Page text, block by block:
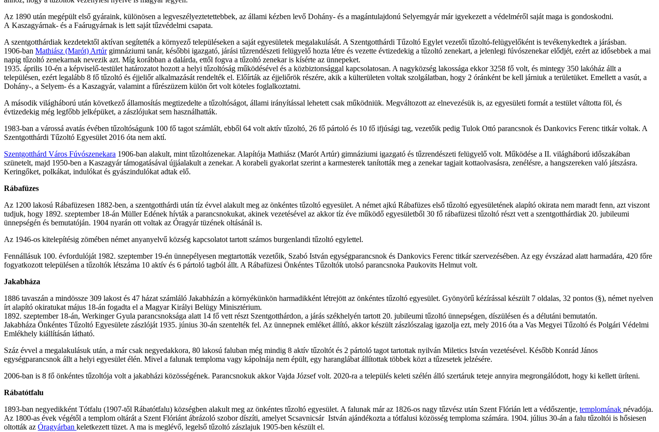
Az 1890 után megépült első gyáraink, különösen a legveszélyeztetettebbek, az állami kézben levő Dohány- és a magántulajdonú Selyemgyár már igyekezett a védelméről saját maga is gondoskodni.
A Kaszagyárnak- és a Faárugyárnak is lett saját tűzvédelmi csapata.
A szentgotthárdiak kezdetektől aktívan segítették a környező településeken a saját egyesületek megalakulását. A Szentgotthárdi Tűzoltó Egylet vezetői tűzoltó-felügyelőként is tevékenykedtek a járásban.
1906-ban Mathiász (Marót) Artúrgimnáziumi tanár, későbbi igazgató, járási tűzrendészeti felügyelő hozta létre és vezette évtizedekig a tűzoltó zenekart, a jelenlegi fúvószenekar elődjét, ezért az idősebbek a mai
napig tűzoltó zenekarnak nevezik azt. Míg korábban a dalárda, ettől fogva a tűzoltó zenekar is kísérte az ünnepeket.
1935. április 10-én a képviselő-testület határozatot hozott a helyi tűzoltóság működésével és a közbiztonsággal kapcsolatosan. A nagyközség lakossága ekkor 3258 fő volt, és mintegy 350 lakóház állt a
településen, ezért legalább 8 fő tűzoltó és éjjeliőr alkalmazását rendelték el. Előírták az éjjeliőrök részére, akik a külterületen voltak szolgálatban, hogy 2 óránként be kell járniuk a területüket. Emellett a vasút, a
Dohány-, a Selyem- és a Kaszagyár, valamint a fűrészüzem külön őrt volt köteles foglalkoztatni.
A második világháború után következő államosítás megtizedelte a tűzoltóságot, állami irányítással lehetett csak működniük. Megváltozott az elnevezésük is, az egyesületi formát a testület váltotta föl, és
évtizedekig még legfőbb jelképüket, a zászlójukat sem használhatták.
1983-ban a várossá avatás évében tűzoltóságunk 100 fő tagot számlált, ebből 64 volt aktív tűzoltó, 26 fő pártoló és 10 fő ifjúsági tag, vezetőik pedig Tulok Ottó parancsnok és Dankovics Ferenc titkár voltak. A
Szentgotthárdi Tűzoltó Egyesület 2016 óta nem aktí.
Szentgotthárd Város Fúvószenekara 1906-ban alakult, mint tűzoltózenekar. Alapítója Mathiász (Marót Artúr) gimnáziumi igazgató és tűzrendészeti felügyelő volt. Működése a II. világháború időszakában
szünetelt, majd 1950-ben a Kaszagyár támogatásával újjáalakult a zenekar. A korabeli gyakorlat szerint a karmesterek tanították meg a zenekar tagjait kottaolvasásra, zenélésre, a hangszereken való játszásra.
Keringőket, polkákat, indulókat és gyászindulókat adtak elő.
Rábafüzes
Az 1200 lakosú Rábafüzesen 1882-ben, a szentgotthárdi után tíz évvel alakult meg az önkéntes tűzoltó egyesület. A német ajkú Rábafüzes első tűzoltó egyesületének alapító okirata nem maradt fenn, azt viszont
tudjuk, hogy 1892. szeptember 18-án Müller Edének hívták a parancsnokukat, akinek vezetésével az akkor tíz éve működő egyesületből 30 fő rábafüzesi tűzoltó részt vett a szentgotthárdiak 20. jubileumi
ünnepségén és bemutatóján. 1904 nyarán ott voltak az Óragyár tüzének oltásánál is.
Az 1946-os kitelepítésig zömében német anyanyelvű község kapcsolatot tartott számos burgenlandi tűzoltó egylettel.
Fennállásuk 100. évfordulóját 1982. szeptember 19-én ünnepélyesen megtartották vezetőik, Szabó István egységparancsnok és Dankovics Ferenc titkár szervezésében. Az egy évszázad alatt harmadára, 420 főre
fogyatkozott településen a tűzoltók létszáma 10 aktív és 6 pártoló tagból állt. A Rábafüzesi Önkéntes Tűzoltók utolsó parancsnoka Paukovits Helmut volt.
Jakabháza
1886 tavaszán a mindössze 309 lakost és 47 házat számláló Jakabházán a környékünkön harmadikként létrejött az önkéntes tűzoltó egyesület. Gyönyörű kézírással készült 7 oldalas, 32 pontos (§), német nyelven
írt alapító okiratukat május 18-án fogadta el a Magyar Királyi Belügy Minisztérium.
1892. szeptember 18-án, Werkinger Gyula parancsnoksága alatt 14 fő vett részt Szentgotthárdon, a járás székhelyén tartott 20. jubileumi tűzoltó ünnepségen, díszülésen és a délutáni bemutatón.
Jakabháza Önkéntes Tűzoltó Egyesülete zászlóját 1935. június 30-án szentelték fel. Az ünnepnek emléket állító, akkor készült zászlószalag igazolja ezt, mely 2016 óta a Vas Megyei Tűzoltó és Polgári Védelmi
Emlékhely kiállításán látható.
Száz évvel a megalakulásuk után, a már csak negyedakkora, 80 lakosú faluban még mindig 8 aktív tűzoltót és 2 pártoló tagot tartottak nyilván Miletics István vezetésével. Később Konrád János
egységparancsnok állt a helyi egyesület élén. Mivel a falunak temploma vagy kápolnája nem épült, egy haranglábat állítottak többek közt a tűzesetek jelzésére.
2006-ban is 8 fő önkéntes tűzoltója volt a jakabházi közösségének. Parancsnokuk akkor Vajda József volt. 2020-ra a település keleti szélén álló szertáruk teteje annyira megrongálódott, hogy ki kellett üríteni.
Rábatótfalu
1893-ban negyedikként Tótfalu (1907-től Rábatótfalu) községben alakult meg az önkéntes tűzoltó egyesület. A falunak már az 1826-os nagy tűzvész után Szent Flórián lett a védőszentje, templomának névadója.
Az 1800-as évek végétől a templom oltárát a Szent Flóriánt ábrázoló szobor díszíti, amelyet Scsavnicsár István ajándékozta a tótfalusi közösség temploma számára. 1904. július 30-án a falu tűzoltói is hősiesen
oltották az Óragyárban keletkezett tüzet. A ma is meglévő, legelső tűzoltó zászlajuk 1905-ben készült el.